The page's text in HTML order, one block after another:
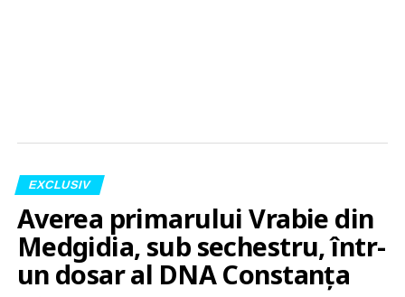
EXCLUSIV
Averea primarului Vrabie din
Medgidia, sub sechestru, într-
un dosar al DNA Constanța